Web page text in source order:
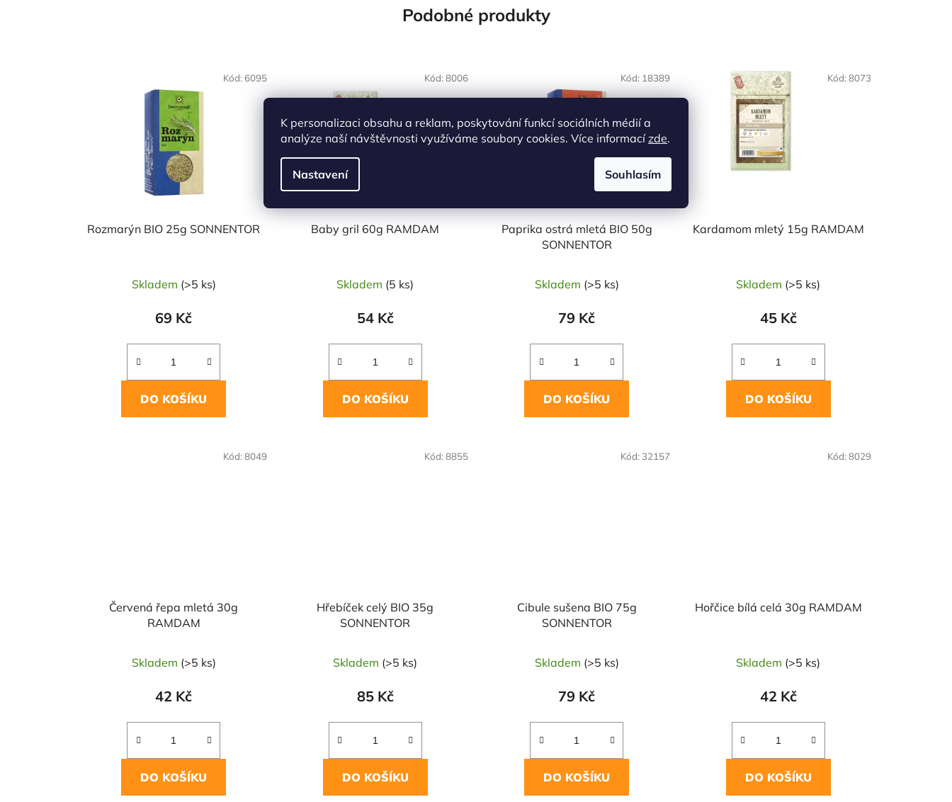
K personalizaci obsahu a reklam, poskytování funkcí sociálních médií a
analýze naší návštěvnosti využíváme soubory cookies. Více informacízde.
Nastavení Souhlasím
Podobné produkty
Rozmarýn BIO 25g SONNENTOR
Skladem (>5 ks)
69 Kč
DO KOŠÍKU
Kód: 6095
Baby gril 60g RAMDAM
Skladem (5 ks)
54 Kč
DO KOŠÍKU
Kód: 8006
Paprika ostrá mletá BIO 50g
SONNENTOR
Skladem (>5 ks)
79 Kč
DO KOŠÍKU
Kód: 18389
NAŠE OVĚŘENÁ
VOLBA
Kardamom mletý 15g RAMDAM
Skladem (>5 ks)
45 Kč
DO KOŠÍKU
Kód: 8073
Červená řepa mletá 30g
RAMDAM
Skladem (>5 ks)
42 Kč
DO KOŠÍKU
Kód: 8049
Hřebíček celý BIO 35g
SONNENTOR
Skladem (>5 ks)
85 Kč
DO KOŠÍKU
Kód: 8855
Cibule sušena BIO 75g
SONNENTOR
Skladem (>5 ks)
79 Kč
DO KOŠÍKU
Kód: 32157
Hořčice bílá celá 30g RAMDAM
Skladem (>5 ks)
42 Kč
DO KOŠÍKU
Kód: 8029